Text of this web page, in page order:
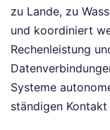
zu Lande, zu
und koordiniert
Rechenleistung
Systeme
ständigen